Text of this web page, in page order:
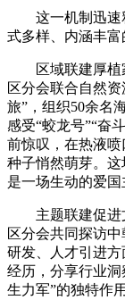
这一机制迅速释
式多样、内涵丰富
区域联建厚植
区分会联合自然
旅”，组织50余名
感受“蛟龙号”“奋
前惊叹，在热液
种子悄然萌芽。
是一场生动的爱国
主题联建促进文
区分会共同探访
研发、人才引进
经历，分享行业
生力军”的独特作